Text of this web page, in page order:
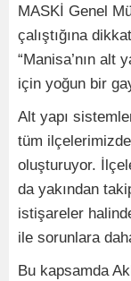
MASKİ Genel
çalıştığına
“Manisa’nın alt
için yoğun bir
Alt yapı
tüm
oluşturuyor.
da yakından
istişareler
ile sorunlara
Bu kapsamda